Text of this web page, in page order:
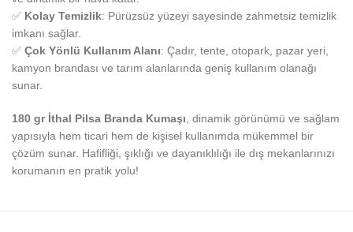
✅ Kolay Temizlik: Pürüzsüz yüzeyi sayesinde zahmetsiz temizlik
imkanı sağlar.
✅ Çok Yönlü Kullanım Alanı: Çadır, tente, otopark, pazar yeri,
kamyon brandası ve tarım alanlarında geniş kullanım olanağı
sunar.
180 gr İthal Pilsa Branda Kumaşı , dinamik görünümü ve sağlam
yapısıyla hem ticari hem de kişisel kullanımda mükemmel bir
çözüm sunar. Hafifliği, şıklığı ve dayanıklılığı ile dış mekanlarınızı
korumanın en pratik yolu!